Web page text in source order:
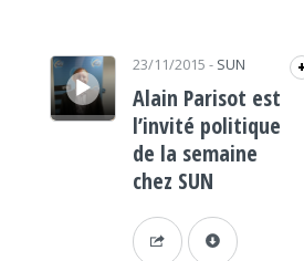
Lecteur audio 23/11/2015 - SUN
Alain Parisot est
l’invité politique
de la semaine
chez SUN